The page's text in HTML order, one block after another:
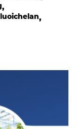
luoichelan